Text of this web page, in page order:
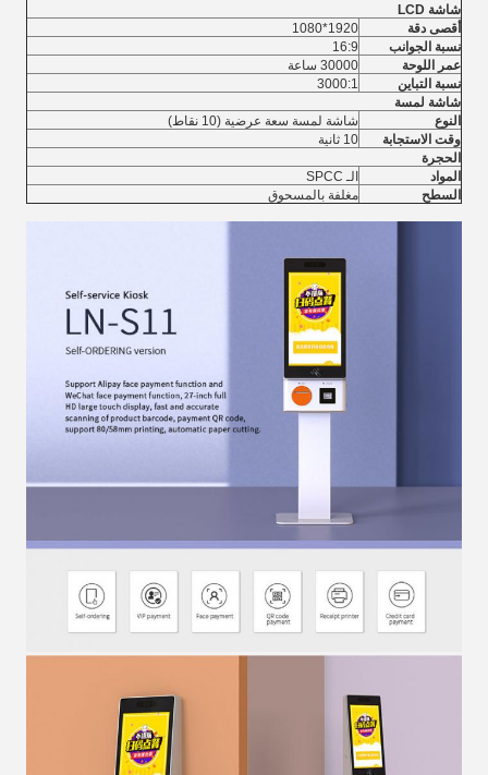
شاشة LCD
أقصى دقة
1920*1080
نسبة الجوانب
16:9
عمر اللوحة
30000 ساعة
نسبة التباين
3000:1
شاشة لمسة
النوع
شاشة لمسة سعة عرضية (10 نقاط)
وقت الاستجابة
10 ثانية
الحجرة
المواد
الـ SPCC
السطح
مغلفة بالمسحوق